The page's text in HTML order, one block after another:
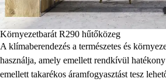
Környezetbarát R290 hűtőközeg
A klímaberendezés a természetes és
használja, amely emellett rendkívül
emellett takarékos áramfogyasztást tesz